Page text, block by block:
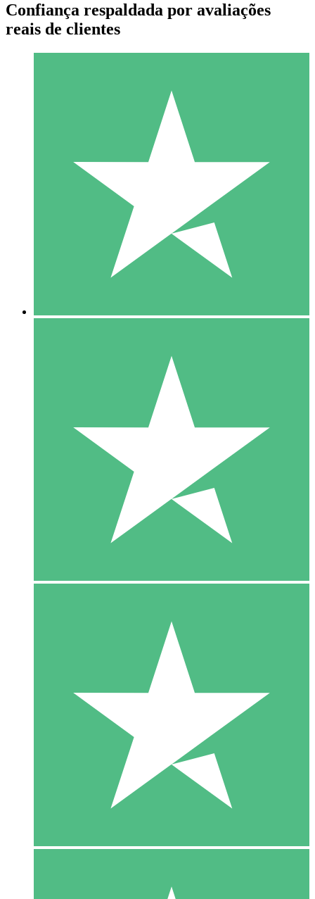
Pacotes de Créditos Individuais
Pague conforme o uso com créditos de download. Sem
1000
10 Downloads
20 00
Confiança respaldada por avaliações
reais de clientes